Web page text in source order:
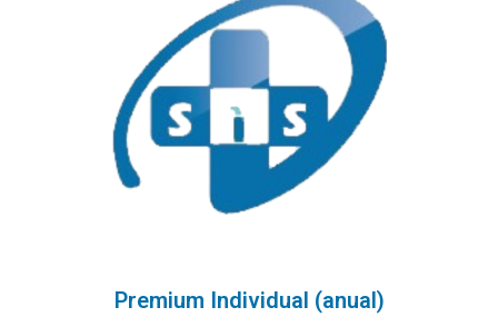
Premium Individual (anual)